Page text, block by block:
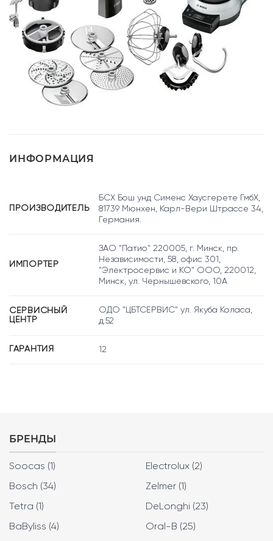
ИНФОРМАЦИЯ
ПРОИЗВОДИТЕЛЬ
БСХ Бош унд Сименс Хаусгерете ГмбХ,
81739 Мюнхен, Карл-Вери Штрассе 34,
Германия.
ИМПОРТЕР
ЗАО "Патио" 220005, г. Минск, пр.
Независимости, 58, офис 301,
"Электросервис и КО" ООО, 220012,
Минск, ул. Чернышевского, 10А
СЕРВИСНЫЙ
ЦЕНТР
ОДО "ЦБТСЕРВИС" ул. Якуба Коласа,
д.52
ГАРАНТИЯ 12
БРЕНДЫ
Soocas (1) Electrolux (2)
Bosch (34) Zelmer (1)
Tetra (1) DeLonghi (23)
BaByliss (4) Oral-B (25)